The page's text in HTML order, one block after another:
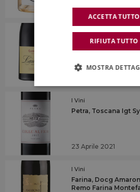
23 Aprile 2021
I Vini
Cleto Chiarli, Doc
Frizzante Secco
I Vini
Petra, Toscana Igt
23 Aprile 2021
I Vini
Farina, Docg
Remo Farina
ACCETTA TUTTO
RIFIUTA TUTTO
MOSTRA